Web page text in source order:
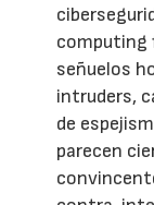
computing
señuelos
intruders,
de
parecen